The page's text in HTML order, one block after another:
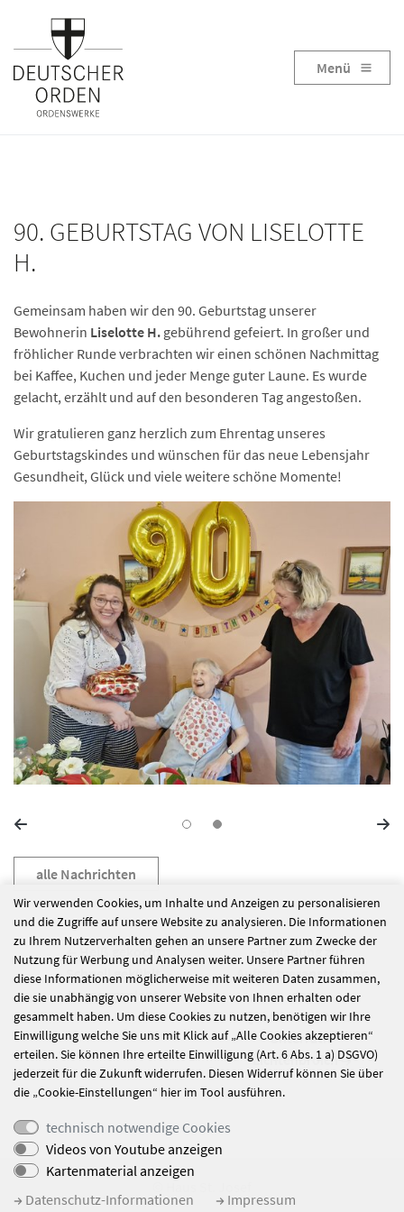
Menü
90. GEBURTSTAG VON LISELOTTE
H.
Gemeinsam haben wir den 90. Geburtstag unserer
Bewohnerin Liselotte H. gebührend gefeiert. In großer und
fröhlicher Runde verbrachten wir einen schönen Nachmittag
bei Kaffee, Kuchen und jeder Menge guter Laune. Es wurde
gelacht, erzählt und auf den besonderen Tag angestoßen.
Wir gratulieren ganz herzlich zum Ehrentag unseres
Geburtstagskindes und wünschen für das neue Lebensjahr
Gesundheit, Glück und viele weitere schöne Momente!
alle Nachrichten
Heiß gekocht.
Schnell gekühlt.
Besser geplant.
Einladung zur
Auftaktveranstaltung
des
Quartierszentrums
Unterrath-
Lichtenbroich
Wir verwenden Cookies, um Inhalte und Anzeigen zu personalisieren
und die Zugriffe auf unsere Website zu analysieren. Die Informationen
zu Ihrem Nutzerverhalten gehen an unsere Partner zum Zwecke der
Nutzung für Werbung und Analysen weiter. Unsere Partner führen
diese Informationen möglicherweise mit weiteren Daten zusammen,
die sie unabhängig von unserer Website von Ihnen erhalten oder
gesammelt haben. Um diese Cookies zu nutzen, benötigen wir Ihre
Einwilligung welche Sie uns mit Klick auf „Alle Cookies akzeptieren“
erteilen. Sie können Ihre erteilte Einwilligung (Art. 6 Abs. 1 a) DSGVO)
jederzeit für die Zukunft widerrufen. Diesen Widerruf können Sie über
die „Cookie-Einstellungen“ hier im Tool ausführen.
technisch notwendige Cookies
Videos von Youtube anzeigen
Kartenmaterial anzeigen
Datenschutz-Informationen
Impressum